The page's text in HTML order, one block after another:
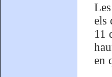
els
11
en